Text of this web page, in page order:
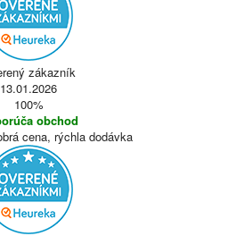
zákazník
13.01.2026
100%
obchod
cena, rýchla dodávka